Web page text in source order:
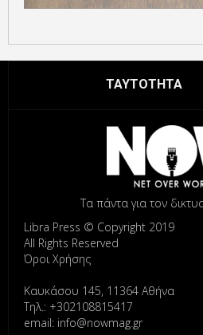
ΤΑΥΤΟΤΗΤΑ
Τα πάντα για τον
Libra Press © Copyright 2019
All Rights Reserved
Όροι Χρήσης
Καυκάσου 145, 11364 Αθήνα
Τηλ.: +302108815417
email: info@nowmag.gr